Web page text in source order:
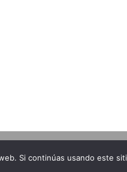
Si continúas usando este